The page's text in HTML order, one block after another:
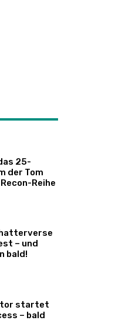
25-
der Tom
Reihe
– und
bald!
startet
– bald